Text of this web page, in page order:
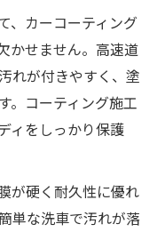
、カーコーティング
かせません。高速道
れが付きやすく、塗
。コーティング施工
ィをしっかり保護
が硬く耐久性に優れ
単な洗車で汚れが落